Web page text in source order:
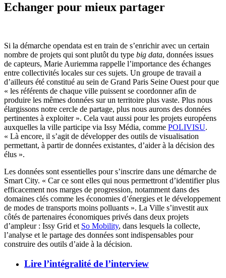
Echanger pour mieux partager
Si la démarche opendata est en train de s’enrichir avec un certain
nombre de projets qui sont plutôt du type big data, données issues
de capteurs, Marie Auriemma rappelle l’importance des échanges
entre collectivités locales sur ces sujets. Un groupe de travail a
d’ailleurs été constitué au sein de Grand Paris Seine Ouest pour que
« les référents de chaque ville puissent se coordonner afin de
produire les mêmes données sur un territoire plus vaste. Plus nous
élargissons notre cercle de partage, plus nous aurons des données
pertinentes à exploiter ». Cela vaut aussi pour les projets européens
auxquelles la ville participe via Issy Média, comme POLIVISU.
« Là encore, il s’agit de développer des outils de visualisation
permettant, à partir de données existantes, d’aider à la décision des
élus ».
Les données sont essentielles pour s’inscrire dans une démarche de
Smart City. « Car ce sont elles qui nous permettront d’identifier plus
efficacement nos marges de progression, notamment dans des
domaines clés comme les économies d’énergies et le développement
de modes de transports moins polluants ». La Ville s’investit aux
côtés de partenaires économiques privés dans deux projets
d’ampleur : Issy Grid et So Mobility, dans lesquels la collecte,
l’analyse et le partage des données sont indispensables pour
construire des outils d’aide à la décision.
Lire l’intégralité de l’interview